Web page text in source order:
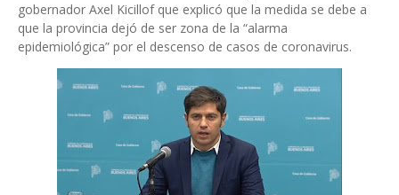
gobernador Axel Kicillof que explicó que la medida se debe a
que la provincia dejó de ser zona de la “alarma
epidemiológica” por el descenso de casos de coronavirus.